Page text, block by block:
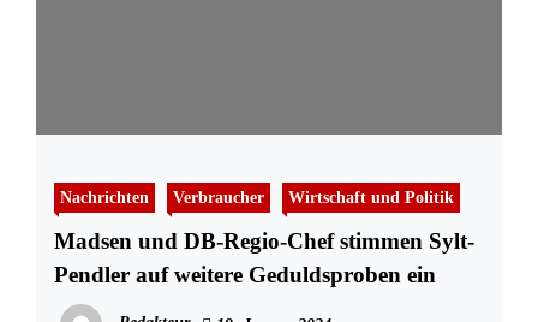
Nachrichten Verbraucher Wirtschaft und Politik
Madsen und DB-Regio-Chef stimmen Sylt-
Pendler auf weitere Geduldsproben ein